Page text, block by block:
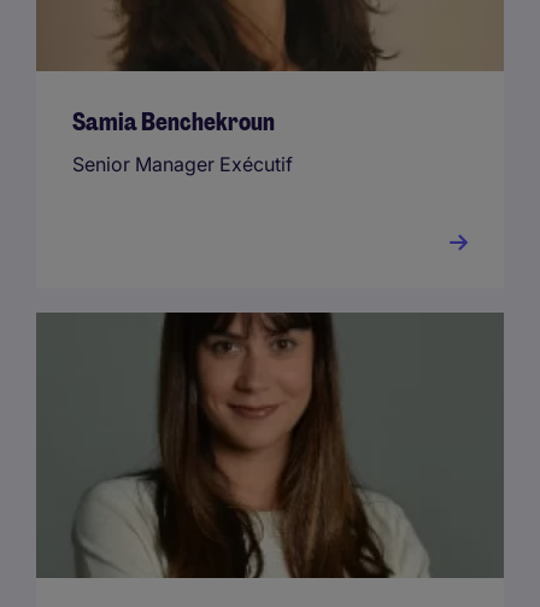
Samia Benchekroun
Senior Manager Exécutif